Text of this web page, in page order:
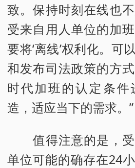
致。保持时刻在线也
受来自用人单位的加
要将‘离线’权利化。可
和发布司法政策的方
时代加班的认定条件
造，适应当下的需求。”
值得注意的是，受
单位可能的确存在24